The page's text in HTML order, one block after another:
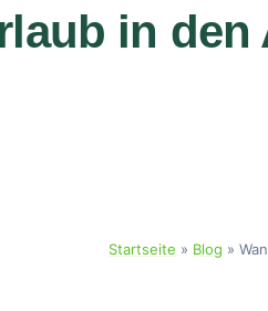
in
Startseite » Blog »